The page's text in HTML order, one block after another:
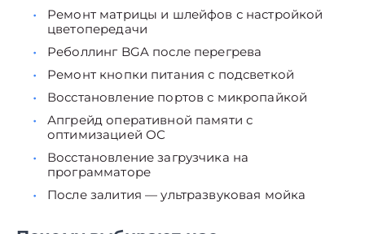
Ремонт матрицы и шлейфов с настройкой
цветопередачи
Реболлинг BGA после перегрева
Ремонт кнопки питания с подсветкой
Восстановление портов с микропайкой
Апгрейд оперативной памяти с
оптимизацией ОС
Восстановление загрузчика на
программаторе
После залития — ультразвуковая мойка